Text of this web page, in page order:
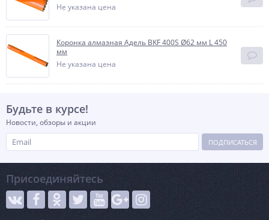
Не указана цена
Коронка алмазная Адель BKF 400S Ø62 мм L 450
мм
Не указана цена
Будьте в курсе!
Новости, обзоры и акции
ПОДПИСАТЬСЯ
Присоединяйтесь